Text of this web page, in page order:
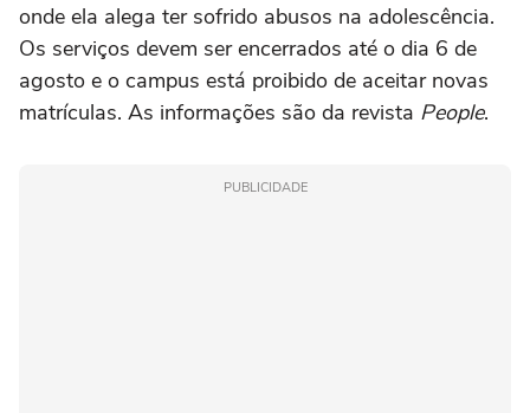
onde ela alega ter sofrido abusos na adolescência.
Os serviços devem ser encerrados até o dia 6 de
agosto e o campus está proibido de aceitar novas
matrículas. As informações são da revista People.
PUBLICIDADE